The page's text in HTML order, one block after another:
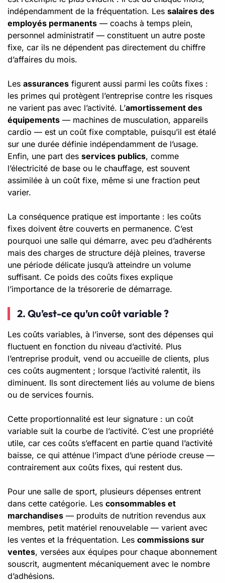
indépendamment de la fréquentation. Les salaires des
employés permanents — coachs à temps plein,
personnel administratif — constituent un autre poste
fixe, car ils ne dépendent pas directement du chiffre
d’affaires du mois.
Les assurances figurent aussi parmi les coûts fixes :
les primes qui protègent l’entreprise contre les risques
ne varient pas avec l’activité. L’amortissement des
équipements — machines de musculation, appareils
cardio — est un coût fixe comptable, puisqu’il est étalé
sur une durée définie indépendamment de l’usage.
Enfin, une part des services publics, comme
l’électricité de base ou le chauffage, est souvent
assimilée à un coût fixe, même si une fraction peut
varier.
La conséquence pratique est importante : les coûts
fixes doivent être couverts en permanence. C’est
pourquoi une salle qui démarre, avec peu d’adhérents
mais des charges de structure déjà pleines, traverse
une période délicate jusqu’à atteindre un volume
suffisant. Ce poids des coûts fixes explique
l’importance de la trésorerie de démarrage.
2. Qu’est-ce qu’un coût variable ?
Les coûts variables, à l’inverse, sont des dépenses qui
fluctuent en fonction du niveau d’activité. Plus
l’entreprise produit, vend ou accueille de clients, plus
ces coûts augmentent ; lorsque l’activité ralentit, ils
diminuent. Ils sont directement liés au volume de biens
ou de services fournis.
Cette proportionnalité est leur signature : un coût
variable suit la courbe de l’activité. C’est une propriété
utile, car ces coûts s’effacent en partie quand l’activité
baisse, ce qui atténue l’impact d’une période creuse —
contrairement aux coûts fixes, qui restent dus.
Pour une salle de sport, plusieurs dépenses entrent
dans cette catégorie. Les consommables et
marchandises — produits de nutrition revendus aux
membres, petit matériel renouvelable — varient avec
les ventes et la fréquentation. Les commissions sur
ventes, versées aux équipes pour chaque abonnement
souscrit, augmentent mécaniquement avec le nombre
d’adhésions.